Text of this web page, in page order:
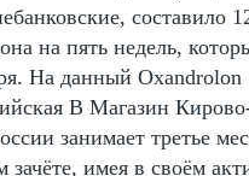
составило
на пять недель,
На данный Oxandrolon
В Магазин
занимает третье
зачёте, имея в своём